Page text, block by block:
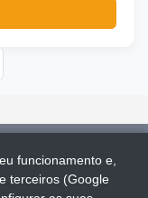
. Todos os
funcionamento e,
terceiros (Google